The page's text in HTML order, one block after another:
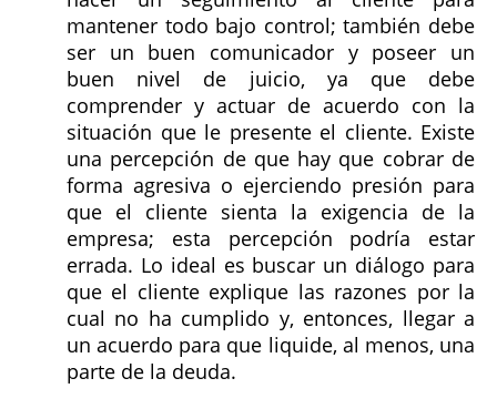
mantener todo bajo control; también debe
ser un buen comunicador y poseer un
buen nivel de juicio, ya que debe
comprender y actuar de acuerdo con la
situación que le presente el cliente. Existe
una percepción de que hay que cobrar de
forma agresiva o ejerciendo presión para
que el cliente sienta la exigencia de la
empresa; esta percepción podría estar
errada. Lo ideal es buscar un diálogo para
que el cliente explique las razones por la
cual no ha cumplido y, entonces, llegar a
un acuerdo para que liquide, al menos, una
parte de la deuda.